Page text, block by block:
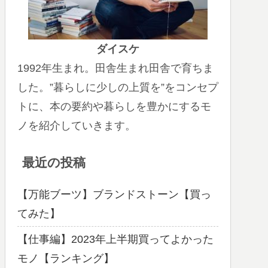
ダイスケ
1992年生まれ。田舎生まれ田舎で育ちま
した。”暮らしに少しの上質を”をコンセプ
トに、本の要約や暮らしを豊かにするモ
ノを紹介していきます。
最近の投稿
【万能ブーツ】ブランドストーン【買っ
てみた】
【仕事編】2023年上半期買ってよかった
モノ【ランキング】